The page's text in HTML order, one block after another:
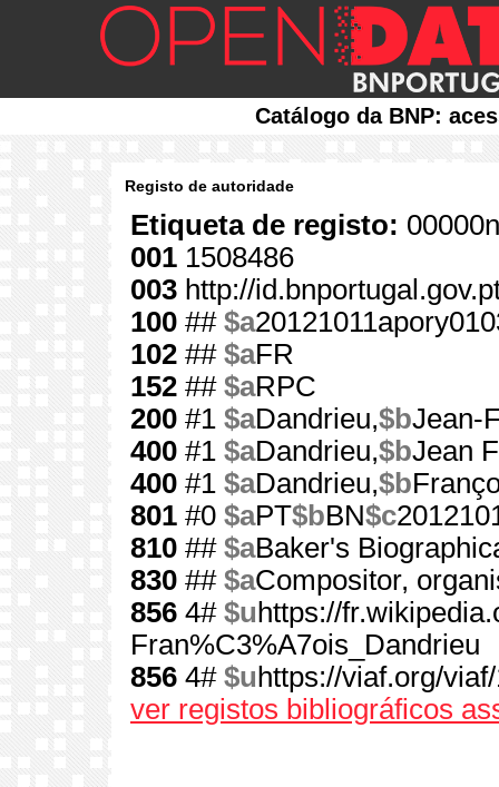
Catálogo da BNP:
Registo de autoridade
Etiqueta de registo:
001 1508486
003 http://
100 ## $a
102 ## $aFR
152 ## $aRPC
200 #1 $aDandrieu,$bJean-
400 #1 $aDandrieu,$bJean
400 #1 $aDandrieu,$b
801 #0 $aPT$bBN$c
810 ## $aBaker's
830 ## $aCompositor,
856 4# $u https://
Fran%C3%A7ois_Dandrieu
856 4# $u https://viaf.org/
ver registos bibliográficos